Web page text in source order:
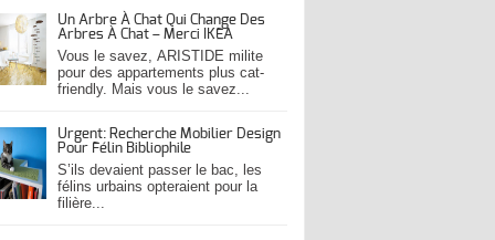
Un Arbre À Chat Qui Change Des
Arbres À Chat – Merci IKEA
Vous le savez, ARISTIDE milite
pour des appartements plus cat-
friendly. Mais vous le savez...
Urgent: Recherche Mobilier Design
Pour Félin Bibliophile
S’ils devaient passer le bac, les
félins urbains opteraient pour la
filière...